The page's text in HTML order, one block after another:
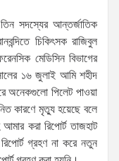
তিন সদস্যের আন্তর্জাতিক
চিকিৎসক রাজিবুল
মেডিসিন বিভাগের
১৬ জুলাই আমি শহীদ
অনেকগুলো পিলেট পাওয়া
কারণে মৃত্যু হয়েছে বলে
করা রিপোর্ট তাজহাট
গ্রহণ না করে নতুন